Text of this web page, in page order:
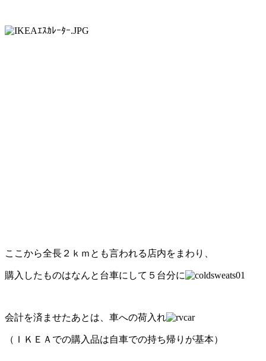
ここから全長２ｋｍとも言われる店内をまわり、
購入したものはなんと台車にして５台分に
会計を済ませたあとは、車への荷入れ
（ＩＫＥＡでの購入品は自車での持ち帰りが基本）